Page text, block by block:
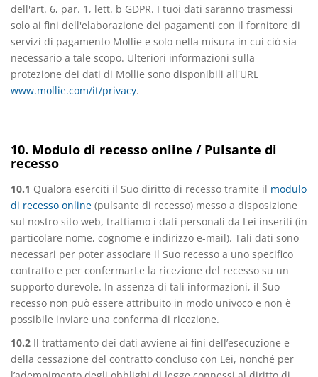
dell'art. 6, par. 1, lett. b GDPR. I tuoi dati saranno trasmessi
solo ai fini dell'elaborazione dei pagamenti con il fornitore di
servizi di pagamento Mollie e solo nella misura in cui ciò sia
necessario a tale scopo. Ulteriori informazioni sulla
protezione dei dati di Mollie sono disponibili all'URL
www.mollie.com/it/privacy.
10. Modulo di recesso online / Pulsante di
recesso
10.1 Qualora eserciti il Suo diritto di recesso tramite il modulo
di recesso online (pulsante di recesso) messo a disposizione
sul nostro sito web, trattiamo i dati personali da Lei inseriti (in
particolare nome, cognome e indirizzo e-mail). Tali dati sono
necessari per poter associare il Suo recesso a uno specifico
contratto e per confermarLe la ricezione del recesso su un
supporto durevole. In assenza di tali informazioni, il Suo
recesso non può essere attribuito in modo univoco e non è
possibile inviare una conferma di ricezione.
10.2 Il trattamento dei dati avviene ai fini dell’esecuzione e
della cessazione del contratto concluso con Lei, nonché per